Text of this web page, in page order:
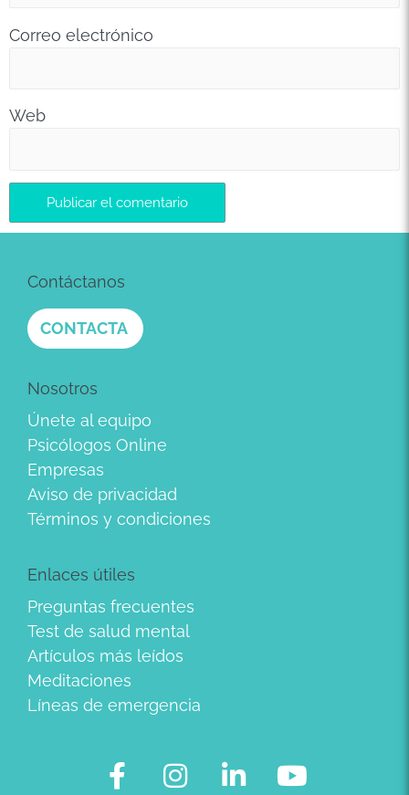
Correo electrónico
Web
Contáctanos
CONTACTA
Nosotros
Únete al equipo
Psicólogos Online
Empresas
Aviso de privacidad
Términos y condiciones
Enlaces útiles
Preguntas frecuentes
Test de salud mental
Artículos más leídos
Meditaciones
Líneas de emergencia